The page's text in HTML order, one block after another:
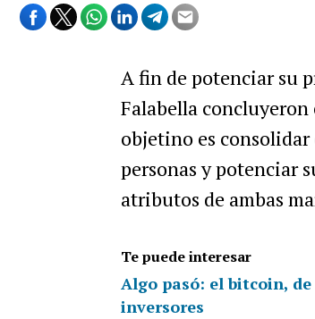
A fin de potenciar su
Falabella concluyeron
objetino es
personas y potenciar
atributos de ambas
Te puede interesar
Algo pasó: el bitcoin,
inversores